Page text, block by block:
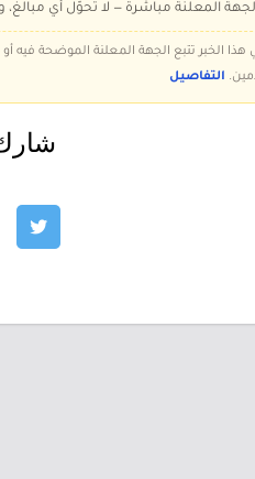
المعلنة مباشرة — لا تُحوّل أي
في هذا الخبر تتبع الجهة المعلنة الموضحة
التفاصيل